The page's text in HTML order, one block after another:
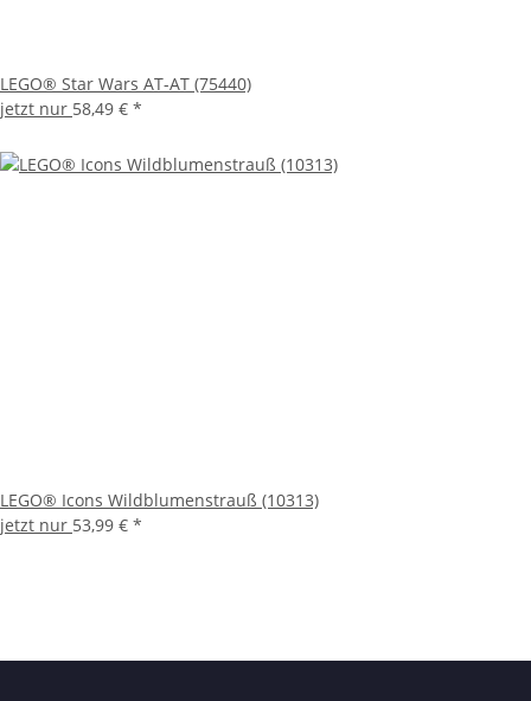
LEGO® Star Wars AT-AT (75440)
jetzt nur 58,49 € *
LEGO® Icons Wildblumenstrauß (10313)
jetzt nur 53,99 € *